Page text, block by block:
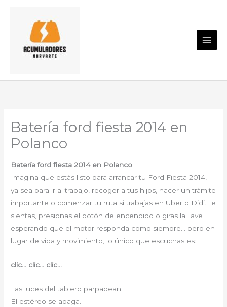
contenido
Batería ford fiesta 2014 en
Polanco
Batería ford fiesta 2014 en Polanco
Imagina que estás listo para arrancar tu Ford Fiesta 2014,
ya sea para ir al trabajo, recoger a tus hijos, hacer un trámite
importante o comenzar tu ruta si trabajas en Uber o Didi. Te
sientas, presionas el botón de encendido o giras la llave
esperando que el motor responda como siempre… pero en
lugar de vida y movimiento, lo único que escuchas es:
clic… clic… clic…
Las luces del tablero parpadean.
El estéreo se apaga.